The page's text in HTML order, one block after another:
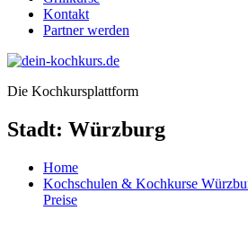
Kontakt
Partner werden
Die Kochkursplattform
Stadt: Würzburg
Home
Kochschulen & Kochkurse
Preise